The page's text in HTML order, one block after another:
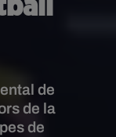
de
de la
de